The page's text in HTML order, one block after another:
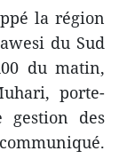
la région
du Sud
du matin,
porte-
gestion des